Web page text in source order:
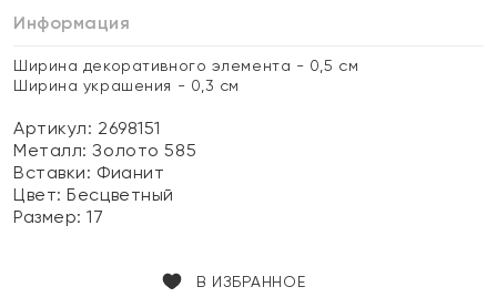
Информация
Ширина декоративного элемента - 0,5 см
Ширина украшения - 0,3 см
Артикул: 2698151
Металл:Золото 585
Вставки: Фианит
Цвет:Бесцветный
Размер:17
В ИЗБРАННОЕ